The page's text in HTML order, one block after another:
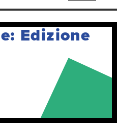
Edizione